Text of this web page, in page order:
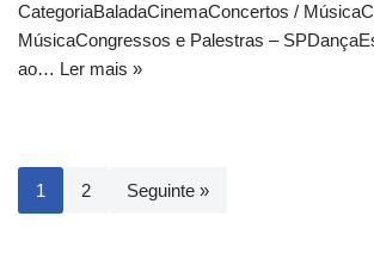
CategoriaBaladaCinemaConcertos /
MúsicaCongressos e Palestras –
ao… Ler mais »
1 2 Seguinte »